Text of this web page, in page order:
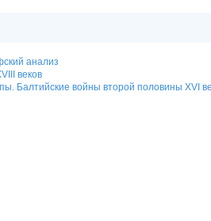
анализ
веков
Балтийские войны второй половины XVI